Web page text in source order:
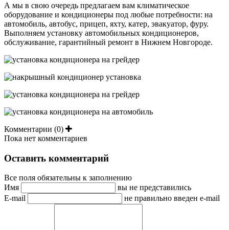
А мы в свою очередь предлагаем вам климатическое
оборудование и кондиционеры под любые потребности: на
автомобиль, автобус, прицеп, яхту, катер, эвакуатор, фуру.
Выполняем установку автомобильных кондиционеров,
обслуживание, гарантийный ремонт в Нижнем Новгороде.
Комментарии (0)
Пока нет комментариев
Оставить комментарий
Все поля обязательны к заполнению
Имя
вы не представились
E-mail
не правильно введен e-mail